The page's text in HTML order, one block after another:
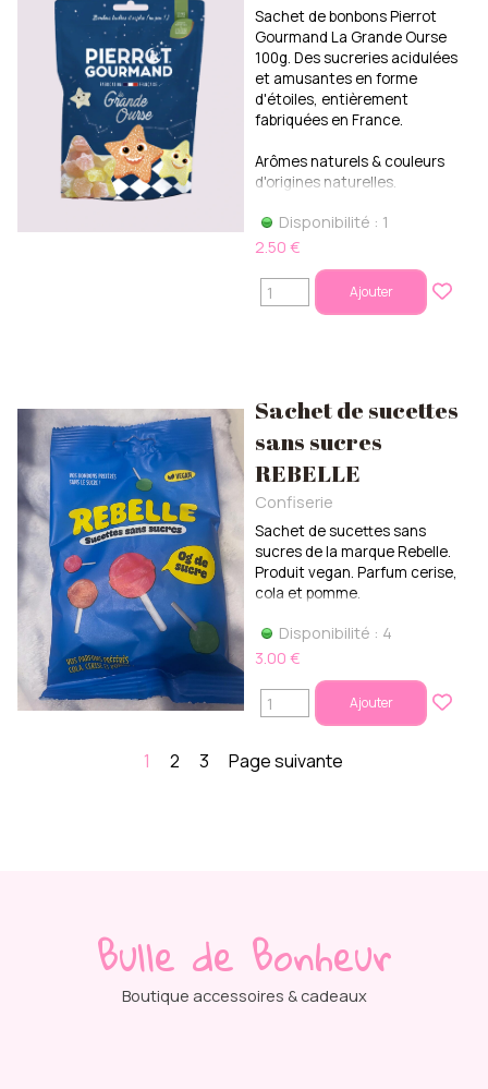
Sachet de bonbons Pierrot
Gourmand La Grande Ourse
100g. Des sucreries acidulées
et amusantes en forme
d'étoiles, entièrement
fabriquées en France.
Arômes naturels & couleurs
d'origines naturelles.
Disponibilité : 1
2.50 €
Ajouter
Sachet de sucettes
sans sucres
REBELLE
Confiserie
Sachet de sucettes sans
sucres de la marque Rebelle.
Produit vegan. Parfum cerise,
cola et pomme.
Disponibilité : 4
3.00 €
Ajouter
1 2 3 Page suivante
Bulle de Bonheur
Boutique accessoires & cadeaux